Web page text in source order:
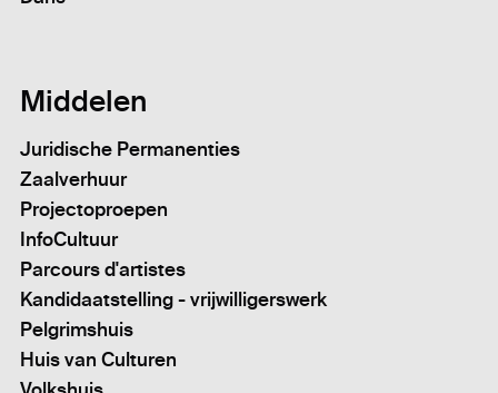
Middelen
Juridische Permanenties
Zaalverhuur
Projectoproepen
InfoCultuur
Parcours d'artistes
Kandidaatstelling - vrijwilligerswerk
Pelgrimshuis
Huis van Culturen